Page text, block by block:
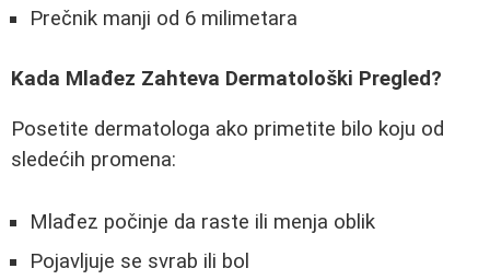
Prečnik manji od 6 milimetara
Kada Mlađez Zahteva Dermatološki Pregled?
Posetite dermatologa ako primetite bilo koju od
sledećih promena:
Mlađez počinje da raste ili menja oblik
Pojavljuje se svrab ili bol